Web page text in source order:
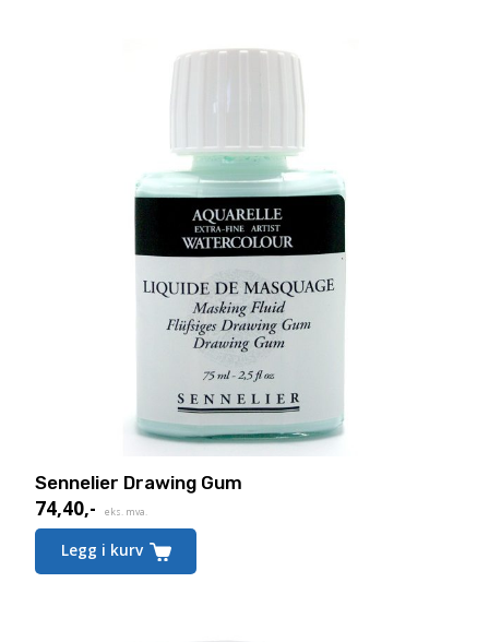
Sennelier Drawing Gum
74,40,- eks. mva.
Legg i kurv